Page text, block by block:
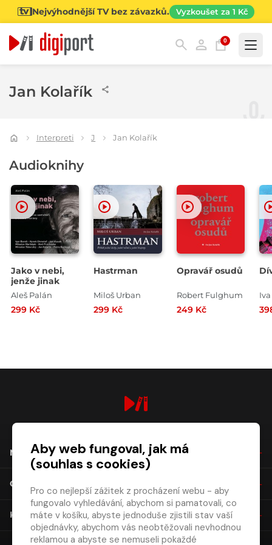
Nejvýhodnější TV bez závazků. Vyzkoušet za 1 Kč
0
Jan Kolařík
Interpreti J Jan Kolařík
Audioknihy
Jako v nebi,
jenže jinak
Aleš Palán
299 Kč
Hastrman
Miloš Urban
299 Kč
Opravář osudů
Robert Fulghum
249 Kč
NÁKUP
O SPOLEČNOSTI
KONTAKT
Aby web fungoval, jak má
(souhlas s cookies)
Pro co nejlepší zážitek z procházení webu - aby
fungovalo vyhledávání, abychom si pamatovali, co
máte v košíku, abyste jednoduše zjistili stav vaší
objednávky, abychom vás neobtěžovali nevhodnou
reklamou a abyste se nemuseli pokaždé